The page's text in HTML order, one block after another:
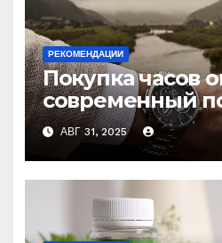
РЕКОМЕНДАЦИИ
Покупка часов
современный
выбору
АВГ 31, 2025